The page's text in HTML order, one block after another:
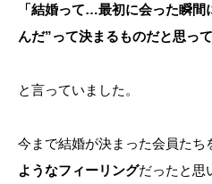
「結婚って…最初に会った瞬
んだ”って決まるものだと思って
と言っていました。
今まで結婚が決まった会員たち
ようなフィーリングだったと思